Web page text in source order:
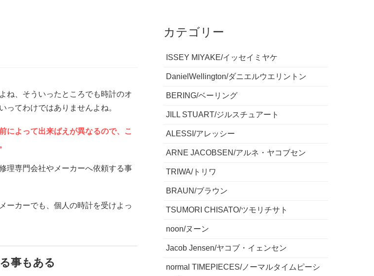
ね、そういったところでも時計のオ
ってわけではありませんよね。
によって出来ばえが異なるので、こ
理専門会社やメーカーへ依頼する事
ーカーでも、個人の時計を受けよっ
事もある
カテゴリー
ISSEY MIYAKE/イッセイミヤケ
DanielWellington/ダニエルウエリントン
BERING/ベーリング
JILL STUART/ジルスチュアート
ALESSI/アレッシー
ARNE JACOBSEN/アルネ・ヤコブセン
TRIWA/トリワ
BRAUN/ブラウン
TSUMORI CHISATO/ツモリチサト
noon/ヌーン
Jacob Jensen/ヤコブ・イェンセン
normal TIMEPIECES/ノーマルタイムピーシ